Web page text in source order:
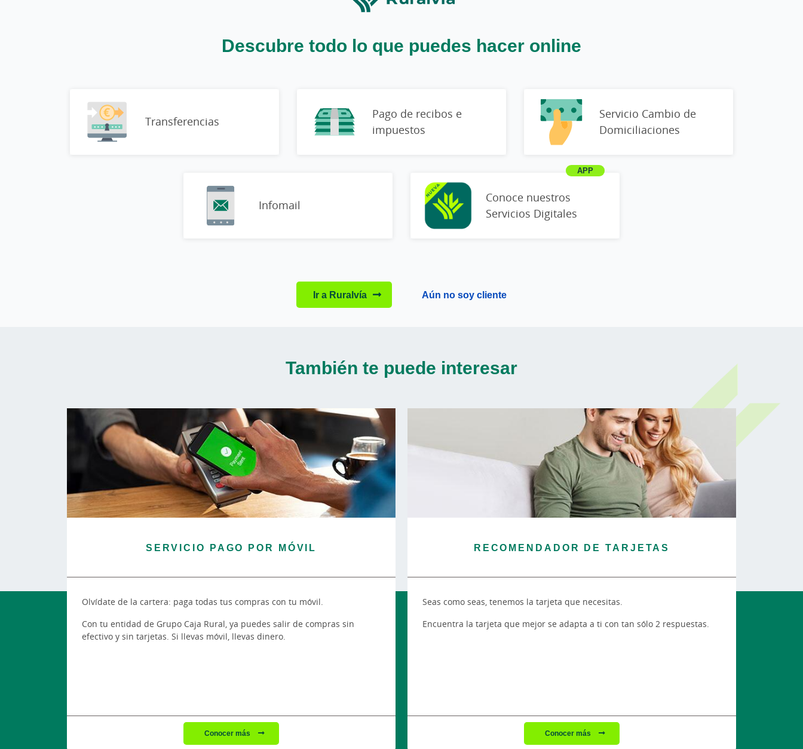
Descubre todo lo que puedes hacer online
Transferencias
Pago de recibos e
impuestos
Servicio Cambio de
Domiciliaciones
Infomail
Conoce nuestros
Servicios Digitales
Ir a Ruralvía Aún no soy cliente
También te puede interesar
SERVICIO PAGO POR MÓVIL
Olvídate de la cartera: paga todas tus compras con tu móvil.
Con tu entidad de Grupo Caja Rural, ya puedes salir de compras sin
efectivo y sin tarjetas. Si llevas móvil, llevas dinero.
Conocer más
RECOMENDADOR DE TARJETAS
Seas como seas, tenemos la tarjeta que necesitas.
Encuentra la tarjeta que mejor se adapta a ti con tan sólo 2 respuestas.
Conocer más